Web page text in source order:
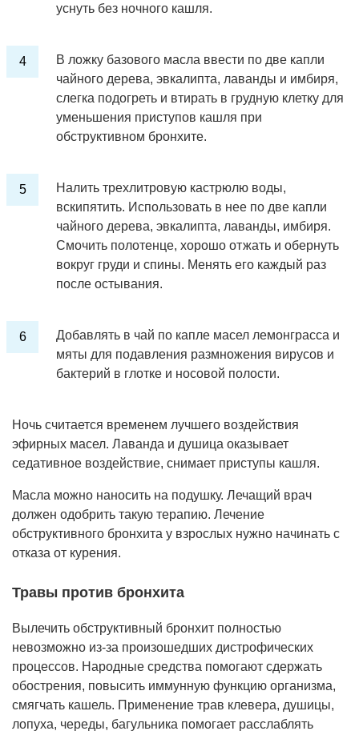
уснуть без ночного кашля.
В ложку базового масла ввести по две капли
чайного дерева, эвкалипта, лаванды и имбиря,
слегка подогреть и втирать в грудную клетку для
уменьшения приступов кашля при
обструктивном бронхите.
Налить трехлитровую кастрюлю воды,
вскипятить. Использовать в нее по две капли
чайного дерева, эвкалипта, лаванды, имбиря.
Смочить полотенце, хорошо отжать и обернуть
вокруг груди и спины. Менять его каждый раз
после остывания.
Добавлять в чай по капле масел лемонграсса и
мяты для подавления размножения вирусов и
бактерий в глотке и носовой полости.
Ночь считается временем лучшего воздействия
эфирных масел. Лаванда и душица оказывает
седативное воздействие, снимает приступы кашля.
Масла можно наносить на подушку. Лечащий врач
должен одобрить такую терапию. Лечение
обструктивного бронхита у взрослых нужно начинать с
отказа от курения.
Травы против бронхита
Вылечить обструктивный бронхит полностью
невозможно из-за произошедших дистрофических
процессов. Народные средства помогают сдержать
обострения, повысить иммунную функцию организма,
смягчать кашель. Применение трав клевера, душицы,
лопуха, череды, багульника помогает расслаблять